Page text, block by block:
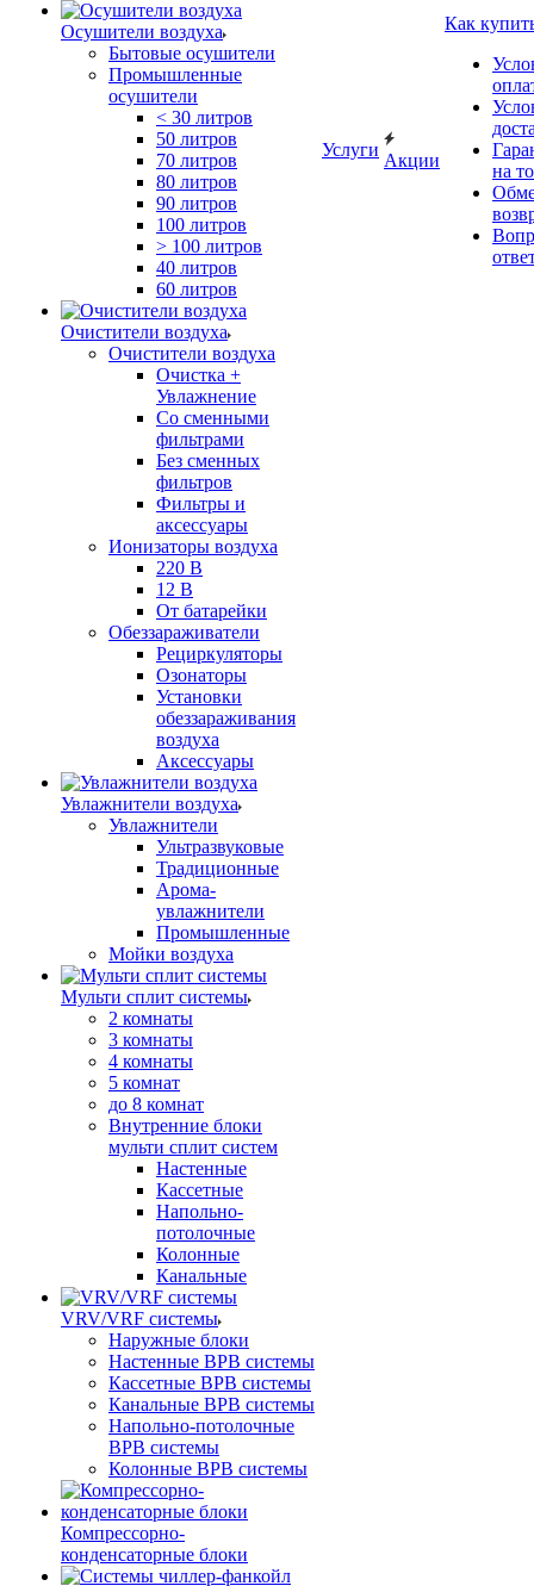
Осушители воздуха
Бытовые осушители
Промышленные
осушители
< 30 литров
50 литров
70 литров
80 литров
90 литров
100 литров
> 100 литров
40 литров
60 литров
Очистители воздуха
Очистители воздуха
Очистка +
Увлажнение
Cо сменными
фильтрами
Без сменных
фильтров
Фильтры и
аксессуары
Ионизаторы воздуха
220 В
12 В
От батарейки
Обеззараживатели
Рециркуляторы
Озонаторы
Установки
обеззараживания
воздуха
Аксессуары
Увлажнители воздуха
Увлажнители
Ультразвуковые
Традиционные
Арома-
увлажнители
Промышленные
Мойки воздуха
Мульти сплит системы
2 комнаты
3 комнаты
4 комнаты
5 комнат
до 8 комнат
Внутренние блоки
мульти сплит систем
Настенные
Кассетные
Напольно-
потолочные
Колонные
Канальные
VRV/VRF системы
Наружные блоки
Настенные ВРВ системы
Кассетные ВРВ системы
Канальные ВРВ системы
Напольно-потолочные
ВРВ системы
Колонные ВРВ системы
Компрессорно-
конденсаторные блоки
Услуги
Акции
Как
на